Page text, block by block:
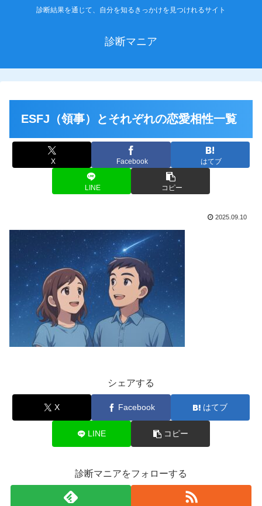
診断結果を通じて、自分を知るきっかけを見つけれるサイト
診断マニア
ESFJ（領事）とそれぞれの恋愛相性一覧
X Facebook はてブ
LINE コピー
2025.09.10
シェアする
X Facebook はてブ
LINE コピー
診断マニアをフォローする